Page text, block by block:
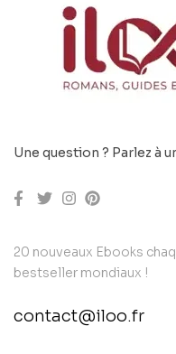
Une question ? Parlez à
20 nouveaux Ebooks
bestseller mondiaux !
contact@iloo.fr